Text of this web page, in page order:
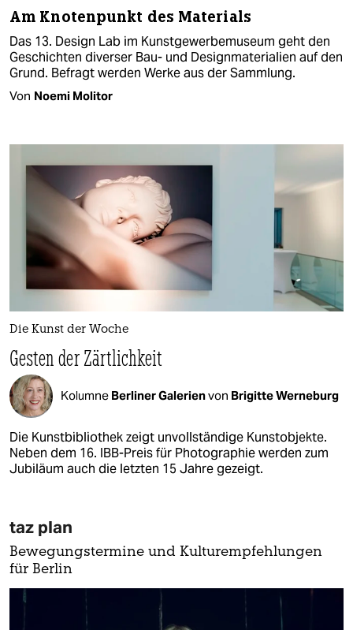
Am Knotenpunkt des Materials
Das 13. Design Lab im Kunstgewerbemuseum geht den
Geschichten diverser Bau- und Designmaterialien auf den
Grund. Befragt werden Werke aus der Sammlung.
Von Noemi Molitor
Die Kunst der Woche
Gesten der Zärtlichkeit
Kolumne Berliner Galerienvon Brigitte Werneburg
Die Kunstbibliothek zeigt unvollständige Kunstobjekte.
Neben dem 16. IBB-Preis für Photographie werden zum
Jubiläum auch die letzten 15 Jahre gezeigt.
taz plan
Bewegungstermine und Kulturempfehlungen
für Berlin